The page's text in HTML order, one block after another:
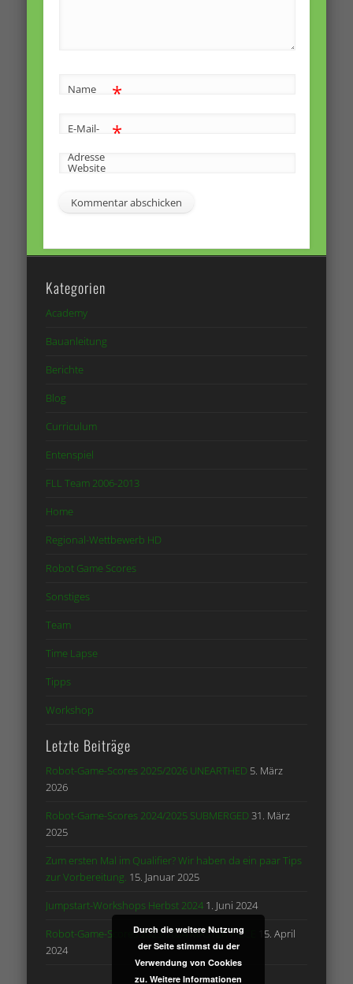
Name *
E-Mail-
Adresse
*
Website
Kategorien
Academy
Bauanleitung
Berichte
Blog
Curriculum
Entenspiel
FLL Team 2006-2013
Home
Regional-Wettbewerb HD
Robot Game Scores
Sonstiges
Team
Time Lapse
Tipps
Workshop
Letzte Beiträge
Robot-Game-Scores 2025/2026 UNEARTHED 5. März
2026
Robot-Game-Scores 2024/2025 SUBMERGED31. März
2025
Zum ersten Mal im Qualifier? Wir haben da ein paar Tips
zur Vorbereitung. 15. Januar 2025
Jumpstart-Workshops Herbst 2024 1. Juni 2024
Robot-Game-Scores 2023/2024 MASTER PIECE
15. April
2024
Durch die weitere Nutzung
der Seite stimmst du der
Verwendung von Cookies
zu. Weitere Informationen